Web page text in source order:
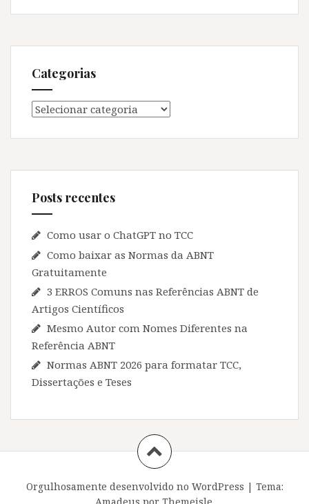
Categorias
Categorias
Posts recentes
Como usar o ChatGPT no TCC
Como baixar as Normas da ABNT
Gratuitamente
3 ERROS Comuns nas Referências ABNT de
Artigos Científicos
Mesmo Autor com Nomes Diferentes na
Referência ABNT
Normas ABNT 2026 para formatar TCC,
Dissertações e Teses
Orgulhosamente desenvolvido no WordPress | Tema: